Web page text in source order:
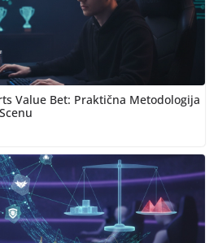
Value Bet: Praktična Metodologija